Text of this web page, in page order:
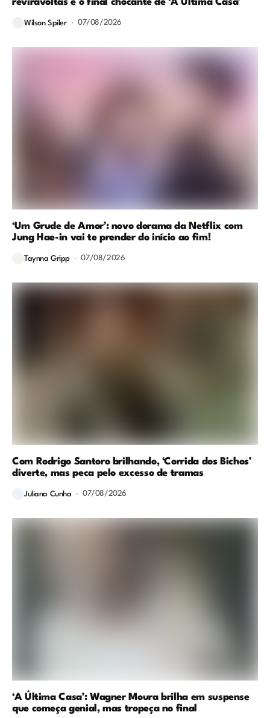
Wilson Spiler 07/08/2026
‘Um Grude de Amor’: novo dorama da Netflix com
Jung Hae-in vai te prender do início ao fim!
Taynna Gripp 07/08/2026
Com Rodrigo Santoro brilhando, ‘Corrida dos Bichos’
diverte, mas peca pelo excesso de tramas
Juliana Cunha 07/08/2026
‘A Última Casa’: Wagner Moura brilha em suspense
que começa genial, mas tropeça no final